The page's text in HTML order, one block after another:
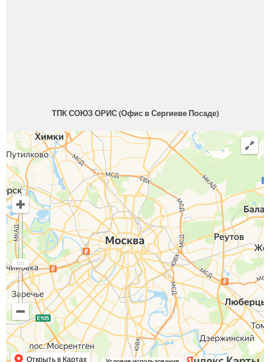
ТПК СОЮЗ ОРИС (Офис в Сергиеве Посаде)
Открыть в Картах